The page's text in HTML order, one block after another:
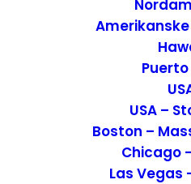
Puerto
USA –
Boston –
Chicago
Las Vegas